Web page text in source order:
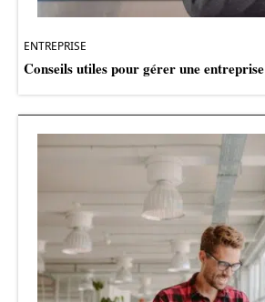
ENTREPRISE
Conseils utiles pour gérer une entreprise